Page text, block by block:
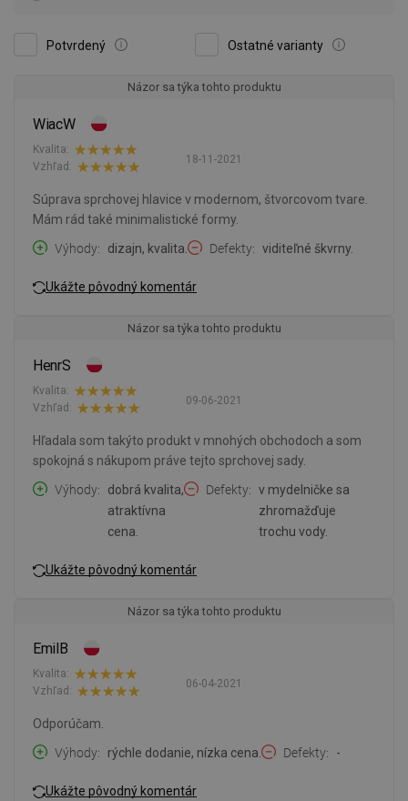
Potvrdený Ostatné varianty
Názor sa týka tohto produktu
WiacW
18-11-2021
Kvalita:
Vzhľad:
Súprava sprchovej hlavice v modernom, štvorcovom tvare.
Mám rád také minimalistické formy.
Výhody
dizajn, kvalita. Defekty viditeľné škvrny.
Ukážte pôvodný komentár
Názor sa týka tohto produktu
HenrS
09-06-2021
Kvalita:
Vzhľad:
Hľadala som takýto produkt v mnohých obchodoch a som
spokojná s nákupom práve tejto sprchovej sady.
Výhody
dobrá kvalita,
atraktívna
cena.
Defekty
v mydelničke sa
zhromažďuje
trochu vody.
Ukážte pôvodný komentár
Názor sa týka tohto produktu
EmilB
06-04-2021
Kvalita:
Vzhľad:
Odporúčam.
Výhody
rýchle dodanie, nízka cena. Defekty -
Ukážte pôvodný komentár